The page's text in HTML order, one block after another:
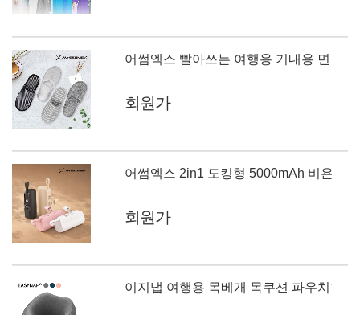
어썸엑스 빨아쓰는 여행용 기내용 면 슬
회원가
어썸엑스 2in1 도킹형 5000mAh 비욘드
회원가
이지냅 여행용 목베개 목쿠션 파우치형